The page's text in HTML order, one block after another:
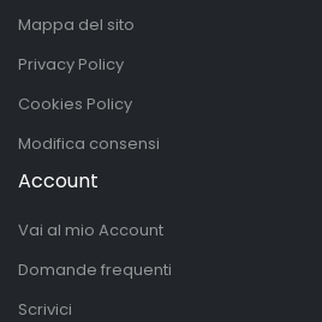
Mappa del sito
Privacy Policy
Cookies Policy
Modifica consensi
Account
Vai al mio Account
Domande frequenti
Scrivici